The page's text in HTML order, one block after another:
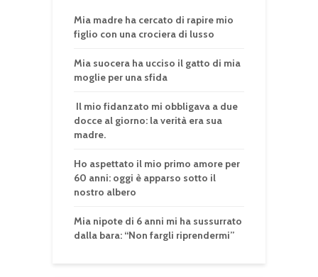
Mia madre ha cercato di rapire mio
figlio con una crociera di lusso
Mia suocera ha ucciso il gatto di mia
moglie per una sfida
Il mio fidanzato mi obbligava a due
docce al giorno: la verità era sua
madre.
Ho aspettato il mio primo amore per
60 anni: oggi è apparso sotto il
nostro albero
Mia nipote di 6 anni mi ha sussurrato
dalla bara: “Non fargli riprendermi”